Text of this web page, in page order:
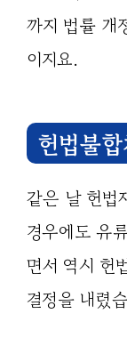
까지 법률 개
이지요.
헌법불
같은 날 헌법
경우에도 유
면서 역시 헌
결정을 내렸